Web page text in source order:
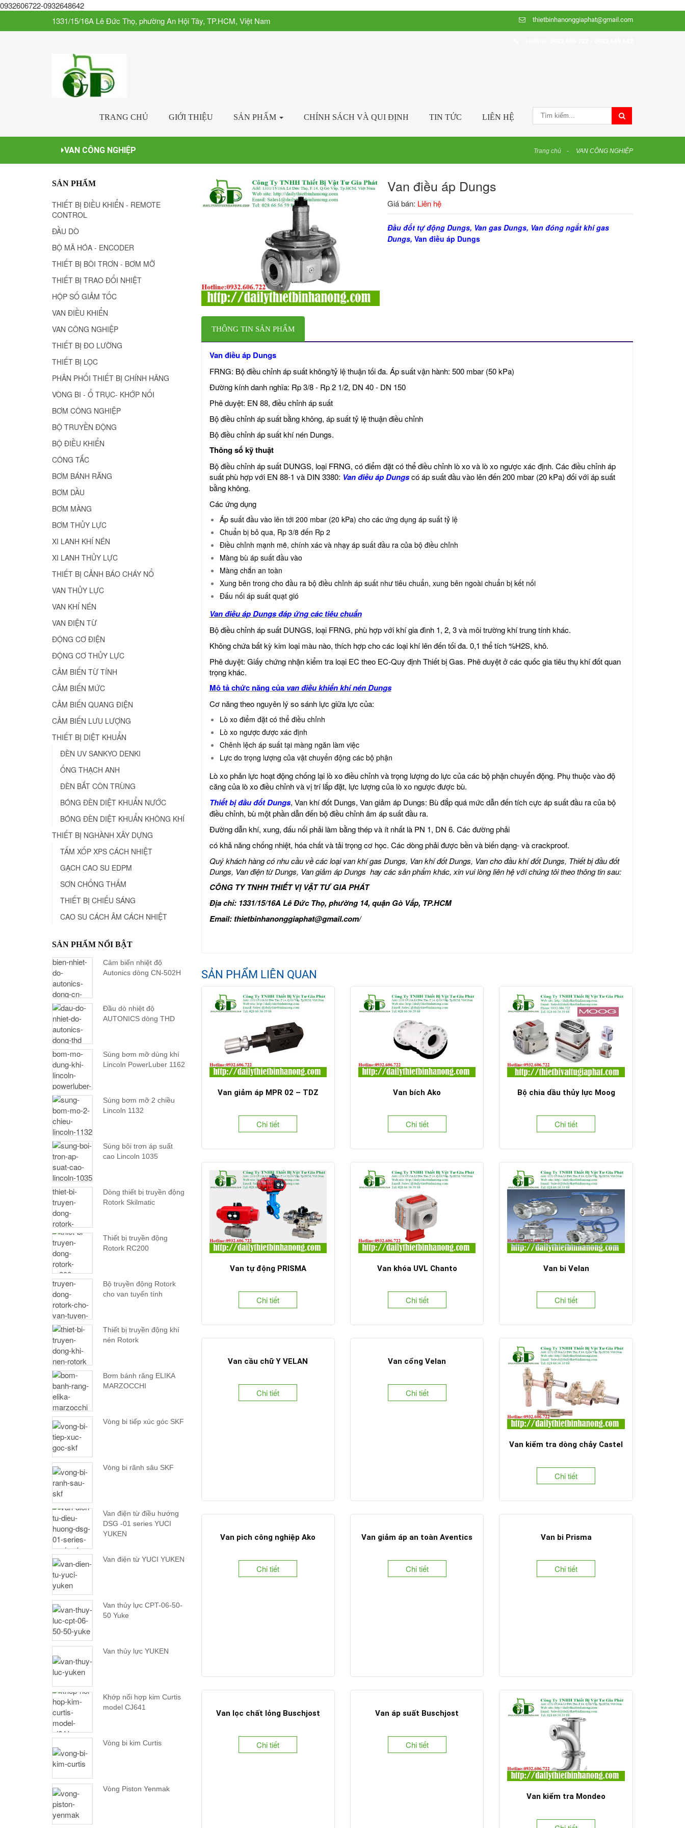
0932606722-0932648642
1331/15/16A Lê Đức Thọ, phường An Hội Tây, TP.HCM, Việt Nam
thietbinhanonggiaphat@gmail.com
TRANG CHỦ GIỚI THIỆU SẢN PHẨM CHÍNH SÁCH VÀ QUI ĐỊNH TIN TỨC LIÊN HỆ
VAN CÔNG NGHIỆP Trang chủ VAN CÔNG NGHIỆP
Van điều áp Dungs
Giá bán: Liên hệ
Đầu đốt tự động Dungs, Van gas Dungs, Van đóng ngắt khí gas
Dungs,Van điều áp Dungs
THÔNG TIN SẢN PHẨM
Van điều áp Dungs
FRNG: Bộ điều chỉnh áp suất không/tỷ lệ thuận tối đa. Áp suất vận hành: 500 mbar (50 kPa)
Đường kính danh nghĩa: Rp 3/8 - Rp 2 1/2, DN 40 - DN 150
Phê duyệt: EN 88, điều chỉnh áp suất
Bộ điều chỉnh áp suất bằng không, áp suất tỷ lệ thuận điều chỉnh
Bộ điều chỉnh áp suất khí nén Dungs.
Thông số kỹ thuật
Bộ điều chỉnh áp suất DUNGS, loại FRNG, có điểm đặt có thể điều chỉnh lò xo và lò xo ngược xác định. Các điều chỉnh áp
suất phù hợp với EN 88-1 và DIN 3380: Van điều áp Dungs có áp suất đầu vào lên đến 200 mbar (20 kPa) đối với áp suất
bằng không.
Các ứng dụng
Áp suất đầu vào lên tới 200 mbar (20 kPa) cho các ứng dụng áp suất tỷ lệ
Chuẩn bị bỏ qua, Rp 3/8 đến Rp 2
Điều chỉnh mạnh mẽ, chính xác và nhạy áp suất đầu ra của bộ điều chỉnh
Màng bù áp suất đầu vào
Màng chắn an toàn
Xung bên trong cho đầu ra bộ điều chỉnh áp suất như tiêu chuẩn, xung bên ngoài chuẩn bị kết nối
Đấu nối áp suất quạt gió
Van điều áp Dungsđáp ứng các tiêu chuẩn
Bộ điều chỉnh áp suất DUNGS, loại FRNG, phù hợp với khí gia đình 1, 2, 3 và môi trường khí trung tính khác.
Không chứa bất kỳ kim loại màu nào, thích hợp cho các loại khí lên đến tối đa. 0,1 thể tích %H2S, khô.
Phê duyệt: Giấy chứng nhận kiểm tra loại EC theo EC-Quy định Thiết bị Gas. Phê duyệt ở các quốc gia tiêu thụ khí đốt quan
trọng khác.
Mô tả chức năng của van điều khiển khí nén Dungs
Cơ năng theo nguyên lý so sánh lực giữa lực của:
Lò xo điểm đặt có thể điều chỉnh
Lò xo ngược được xác định
Chênh lệch áp suất tại màng ngăn làm việc
Lực do trọng lượng của vật chuyển động các bộ phận
Lò xo phản lực hoạt động chống lại lò xo điều chỉnh và trọng lượng do lực của các bộ phận chuyển động. Phụ thuộc vào độ
căng của lò xo điều chỉnh và vị trí lắp đặt, lực lượng của lò xo ngược được bù.
Thiết bị đầu đốt Dungs, Van khí đốt Dungs, Van giảm áp Dungs: Bù đắp quá mức dẫn đến tích cực áp suất đầu ra của bộ
điều chỉnh, bù một phần dẫn đến bộ điều chỉnh âm áp suất đầu ra.
Đường dẫn khí, xung, đấu nối phải làm bằng thép và ít nhất là PN 1, DN 6. Các đường phải
có khả năng chống nhiệt, hóa chất và tải trọng cơ học. Các dòng phải được bền và biến dạng- và crackproof.
Quý khách hàng có nhu cầu về các loại van khí gas Dungs, Van khí đốt Dungs, Van cho đầu khí đốt Dungs, Thiết bị đầu đốt
Dungs, Van điện từ Dungs, Van giảm áp Dungs hay các sản phẩm khác, xin vui lòng liên hệ với chúng tôi theo thông tin sau:
CÔNG TY TNHH THIẾT VỊ VẬT TƯ GIA PHÁT
Địa chỉ: 1331/15/16A Lê Đức Thọ, phường 14, quận Gò Vấp, TP.HCM
Email: thietbinhanonggiaphat@gmail.com/
SẢN PHẨM LIÊN QUAN
Van giảm áp MPR 02 – TDZ
Chi tiết
Van bích Ako
Chi tiết
Bộ chia dầu thủy lực Moog
Chi tiết
Van tự động PRISMA
Chi tiết
Van khóa UVL Chanto
Chi tiết
Van bi Velan
Chi tiết
Van cầu chữ Y VELAN
Chi tiết
Van cổng Velan
Chi tiết
Van kiểm tra dòng chảy Castel
Chi tiết
Van pich công nghiệp Ako
Chi tiết
Van giảm áp an toàn Aventics
Chi tiết
Van bi Prisma
Chi tiết
Van lọc chất lỏng Buschjost
Chi tiết
Van áp suất Buschjost
Chi tiết
Van kiểm tra Mondeo
SẢN PHẨM
THIẾT BỊ ĐIỀU KHIỂN - REMOTE
CONTROL
ĐẦU DÒ
BỘ MÃ HÓA - ENCODER
THIẾT BỊ BÔI TRƠN - BƠM MỠ
THIẾT BỊ TRAO ĐỔI NHIỆT
HỘP SỐ GIẢM TỐC
VAN ĐIỀU KHIỂN
VAN CÔNG NGHIỆP
THIẾT BỊ ĐO LƯỜNG
THIẾT BỊ LỌC
PHÂN PHỐI THIẾT BỊ CHÍNH HÃNG
VÒNG BI - Ổ TRỤC- KHỚP NỐI
BƠM CÔNG NGHIỆP
BỘ TRUYỀN ĐỘNG
BỘ ĐIỀU KHIỂN
CÔNG TẮC
BƠM BÁNH RĂNG
BƠM DẦU
BƠM MÀNG
BƠM THỦY LỰC
XI LANH KHÍ NÉN
XI LANH THỦY LỰC
THIẾT BỊ CẢNH BÁO CHÁY NỔ
VAN THỦY LỰC
VAN KHÍ NÉN
VAN ĐIỆN TỪ
ĐỘNG CƠ ĐIỆN
ĐỘNG CƠ THỦY LỰC
CẢM BIẾN TỪ TÍNH
CẢM BIẾN MỨC
CẢM BIẾN QUANG ĐIỆN
CẢM BIẾN LƯU LƯỢNG
THIẾT BỊ DIỆT KHUẨN
ĐÈN UV SANKYO DENKI
ỐNG THẠCH ANH
ĐÈN BẮT CÔN TRÙNG
BÓNG ĐÈN DIỆT KHUẨN NƯỚC
BÓNG ĐÈN DIỆT KHUẨN KHÔNG KHÍ
THIẾT BỊ NGHÀNH XÂY DỰNG
TẤM XỐP XPS CÁCH NHIỆT
GẠCH CAO SU EDPM
SƠN CHỐNG THẤM
THIẾT BỊ CHIẾU SÁNG
CAO SU CÁCH ÂM CÁCH NHIỆT
SẢN PHẨM NỔI BẬT
Cảm biến nhiệt độ
Autonics dòng CN-502H
Đầu dò nhiệt độ
AUTONICS dòng THD
Súng bơm mỡ dùng khí
Lincoln PowerLuber 1162
Súng bơm mỡ 2 chiều
Lincoln 1132
Súng bôi trơn áp suất
cao Lincoln 1035
Dòng thiết bị truyền động
Rotork Skilmatic
Thiết bị truyền động
Rotork RC200
Bộ truyền động Rotork
cho van tuyến tính
Thiết bị truyền động khí
nén Rotork
Bơm bánh răng ELIKA
MARZOCCHI
Vòng bi tiếp xúc góc SKF
Vòng bi rãnh sâu SKF
Van điện từ điều hướng
DSG -01 series YUCI
YUKEN
Van điện từ YUCI YUKEN
Van thủy lực CPT-06-50-
50 Yuke
Van thủy lực YUKEN
Khớp nối hợp kim Curtis
model CJ641
Vòng bi kim Curtis
Vòng Piston Yenmak